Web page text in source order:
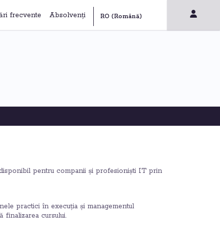
frecvente Absolvenți
pentru companii și profesioniști IT prin
practici în execuția și managementul
cursului.